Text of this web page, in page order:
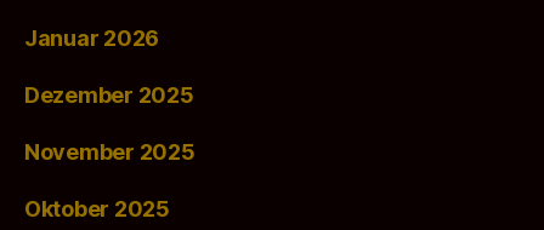
Januar 2026
Dezember 2025
November 2025
Oktober 2025